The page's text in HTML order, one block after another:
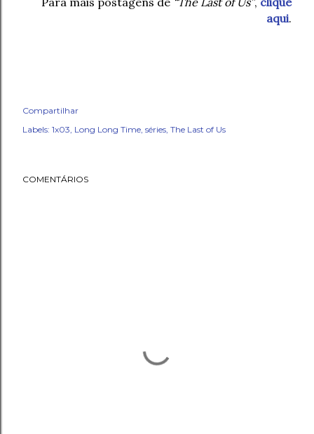
aqui.
Compartilhar
Labels: 1x03 Long Long Time séries The Last of Us
COMENTÁRIOS